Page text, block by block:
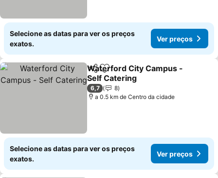
Selecione as datas para ver os preços
exatos.
Ver preços
PartilharAdicionar aos favoritos
Waterford City Campus -
Self Catering
Ver preços
6,7
8
a 0.5 km de Centro da cidade
Selecione as datas para ver os preços
exatos.
Ver preços